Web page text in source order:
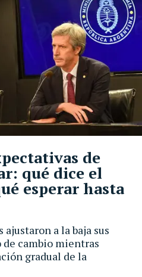
a la baja sus
cambio mientras
gradual de la
de
qué dice el
esperar hasta